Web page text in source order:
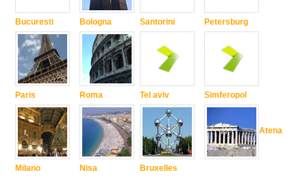
Bucuresti
Paris
Milano
Bologna
Roma
Nisa
Santorini
Tel aviv
Bruxelles
Petersburg
Simferopol
Atena